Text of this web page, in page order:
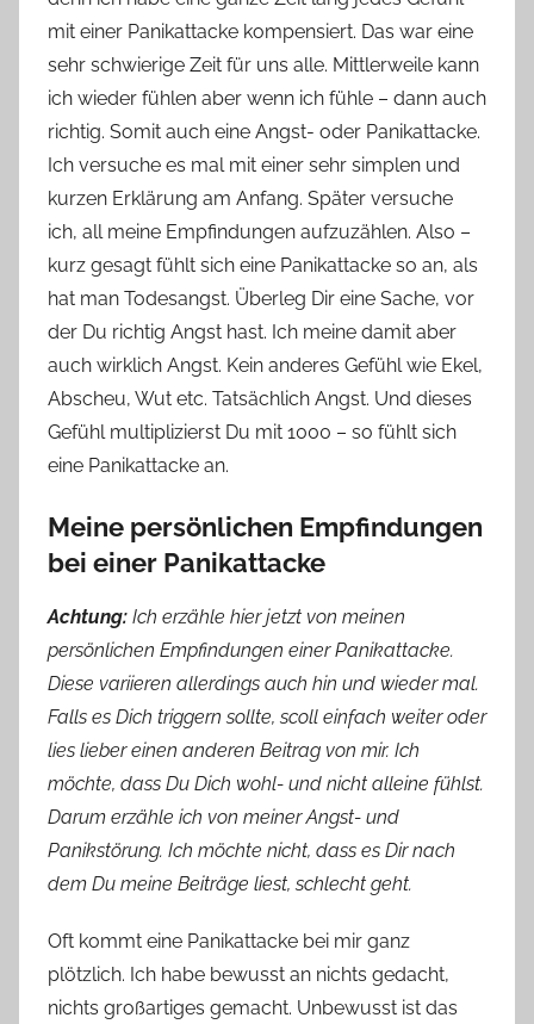
mit einer Panikattacke kompensiert. Das war eine
sehr schwierige Zeit für uns alle. Mittlerweile kann
ich wieder fühlen aber wenn ich fühle – dann auch
richtig. Somit auch eine Angst- oder Panikattacke.
Ich versuche es mal mit einer sehr simplen und
kurzen Erklärung am Anfang. Später versuche
ich, all meine Empfindungen aufzuzählen. Also –
kurz gesagt fühlt sich eine Panikattacke so an, als
hat man Todesangst. Überleg Dir eine Sache, vor
der Du richtig Angst hast. Ich meine damit aber
auch wirklich Angst. Kein anderes Gefühl wie Ekel,
Abscheu, Wut etc. Tatsächlich Angst. Und dieses
Gefühl multiplizierst Du mit 1000 – so fühlt sich
eine Panikattacke an.
Meine persönlichen Empfindungen
bei einer Panikattacke
Achtung: Ich erzähle hier jetzt von meinen
persönlichen Empfindungen einer Panikattacke.
Diese variieren allerdings auch hin und wieder mal.
Falls es Dich triggern sollte, scoll einfach weiter oder
lies lieber einen anderen Beitrag von mir. Ich
möchte, dass Du Dich wohl- und nicht alleine fühlst.
Darum erzähle ich von meiner Angst- und
Panikstörung. Ich möchte nicht, dass es Dir nach
dem Du meine Beiträge liest, schlecht geht.
Oft kommt eine Panikattacke bei mir ganz
plötzlich. Ich habe bewusst an nichts gedacht,
nichts großartiges gemacht. Unbewusst ist das